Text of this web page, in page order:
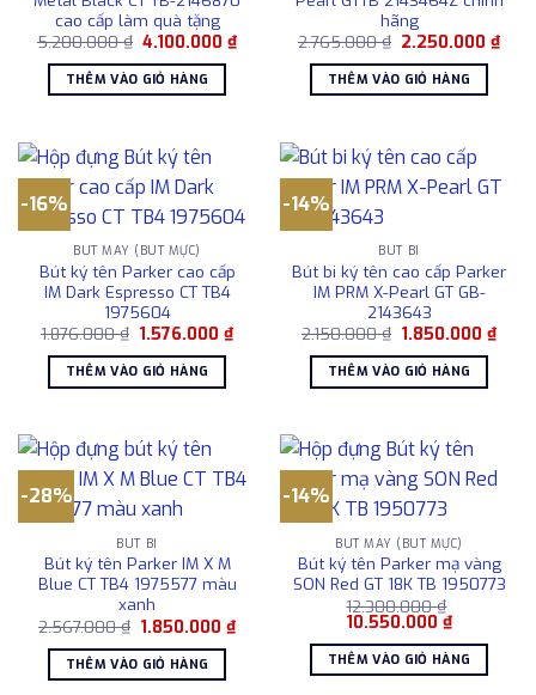
cao cấp làm quà tặng
5.200.000₫ Giá
là:
5.200.000 ₫.
4.100.000₫Giá
hiện
4.100.000 ₫.
THÊM VÀO GIỎ HÀNG
hãng
2.765.000₫ Giá
là:
2.765.000 ₫.
2.250.000₫Giá
hiện
THÊM VÀO GIỎ HÀNG
-16%
BÚT MÁY (BÚT MỰC)
Bút ký tên Parker cao cấp
IM Dark Espresso CT TB4
1975604
1.876.000₫ Giá
là:
1.876.000 ₫.
1.576.000₫Giá
1.576.000 ₫.
THÊM VÀO GIỎ HÀNG
-14%
BÚT BI
Bút bi ký tên cao cấp Parker
IM PRM X-Pearl GT GB-
2143643
2.150.000₫ Giá
là:
2.150.000 ₫.
1.850.000₫Giá
THÊM VÀO GIỎ HÀNG
-28%
BÚT BI
Bút ký tên Parker IM X M
Blue CT TB4 1975577 màu
xanh
2.567.000₫ Giá
là:
2.567.000 ₫.
1.850.000₫Giá
hiện
THÊM VÀO GIỎ HÀNG
-14%
BÚT MÁY (BÚT MỰC)
Bút ký tên Parker mạ vàng
SON Red GT 18K TB 1950773
12.300.000₫
Giá
là:
12.300.000 ₫.
10.550.000 ₫Giá
hiện
tại
là:
THÊM VÀO GIỎ HÀNG